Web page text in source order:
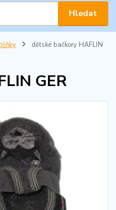
Hledat
dětské bačkory HAFLIN
GER